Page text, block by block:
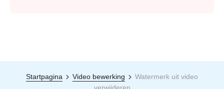
Startpagina Video bewerking
Watermerk uit video